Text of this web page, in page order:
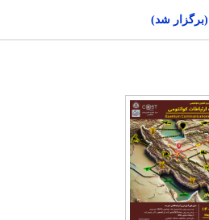
شد)